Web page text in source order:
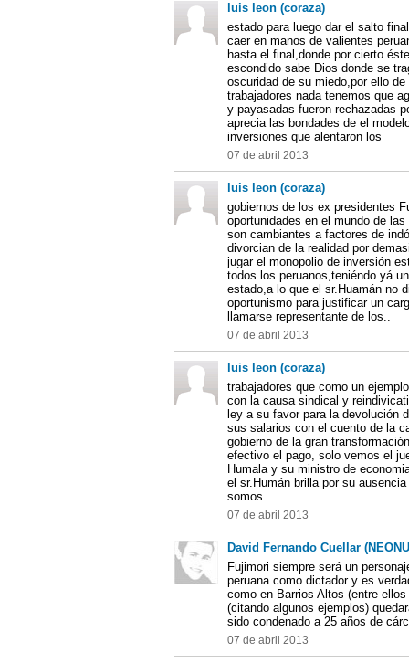
luis leon (coraza)
estado para luego dar el salto
caer en manos de valientes
hasta el final,donde por cierto
escondido sabe Dios donde se
oscuridad de su miedo,por ello
trabajadores nada tenemos que
y payasadas fueron rechazadas
aprecia las bondades de el
inversiones que alentaron los
07 de abril 2013
luis leon (coraza)
gobiernos de los ex presidentes
oportunidades en el mundo de
son cambiantes a factores de
divorcian de la realidad por
jugar el monopolio de inversión
todos los peruanos,teniéndo yá
estado,a lo que el sr.Huamán no
oportunismo para justificar un
llamarse representante de los..
07 de abril 2013
luis leon (coraza)
trabajadores que como un
con la causa sindical y
ley a su favor para la devolución
sus salarios con el cuento de la
gobierno de la gran
efectivo el pago, solo vemos el
Humala y su ministro de
el sr.Humán brilla por su
somos.
07 de abril 2013
David Fernando Cuellar
Fujimori siempre será un
peruana como dictador y es
como en Barrios Altos (entre
(citando algunos ejemplos)
sido condenado a 25 años de
07 de abril 2013